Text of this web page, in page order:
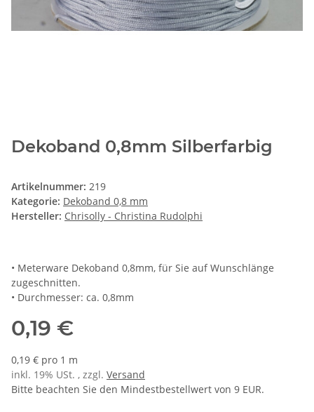
Dekoband 0,8mm Silberfarbig
Artikelnummer: 219
Kategorie: Dekoband 0,8 mm
Hersteller: Chrisolly - Christina Rudolphi
• Meterware Dekoband 0,8mm, für Sie auf Wunschlänge
zugeschnitten.
• Durchmesser: ca. 0,8mm
0,19 €
0,19 € pro 1 m
inkl. 19% USt. , zzgl. Versand
Bitte beachten Sie den Mindestbestellwert von 9 EUR.